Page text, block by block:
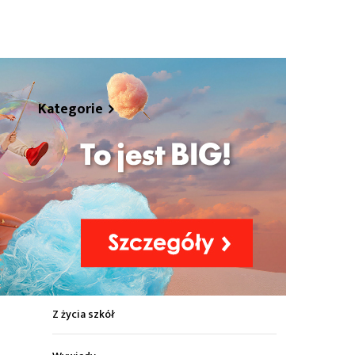
Kategorie
Z życia miasta
Sport
Kultura
Wiadomości z regionu
Z życia szkół